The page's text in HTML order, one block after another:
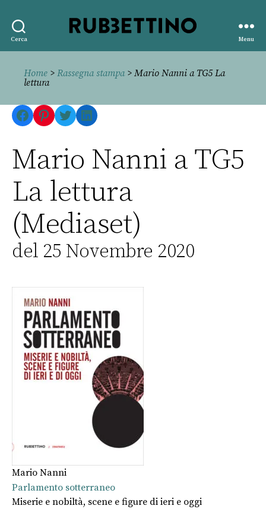
Cerca
editore
Menu
Home > Rassegna stampa> Mario Nanni a TG5 La
lettura
Facebook
Pinterest
TwitterLinkedIn
Mario Nanni a TG5
La lettura
(Mediaset)
del 25 Novembre 2020
Mario Nanni
Parlamento sotterraneo
Miserie e nobiltà, scene e figure di ieri e oggi